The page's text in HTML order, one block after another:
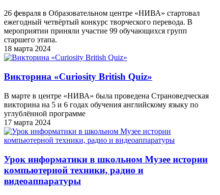
26 февраля в Образовательном центре «НИВА» стартовал
ежегодный четвёртый конкурс творческого перевода. В
мероприятии приняли участие 99 обучающихся групп
старшего этапа.
18 марта 2024
Викторина «Curiosity British Quiz»
В марте в центре «НИВА» была проведена Страноведческая
викторина на 5 и 6 годах обучения английскому языку по
углублённой программе
17 марта 2024
Урок информатики в школьном Музее истории
компьютерной техники, радио и
видеоаппаратуры